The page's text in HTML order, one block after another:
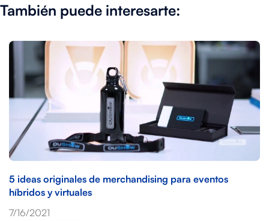
También puede interesarte:
5 ideas originales de merchandising para eventos
híbridos y virtuales
7/16/2021